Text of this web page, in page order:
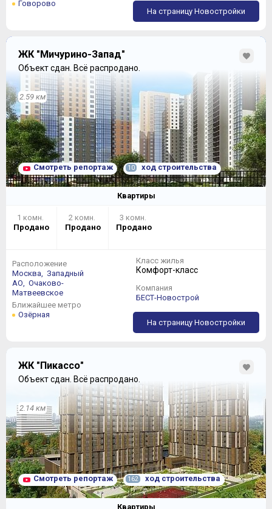
Студии стали студиями в привычном понимании этого
слова:
Однокомнатные квартиры выглядят гораздо
Говорово
На страницу Новостройки
ЖК "Мичурино-Запад"
Объект сдан. Всё распродано.
2.59 км
Смотреть репортаж 10 ход строительства
Квартиры
1 комн.
Продано
2 комн.
Продано
3 комн.
Продано
Расположение
Москва,
Западный
АО,
Очаково-
Матвеевское
Ближайшее метро
Озёрная
Класс жилья
Комфорт-класс
Компания
БЕСТ-Новострой
На страницу Новостройки
ЖК "Пикассо"
Объект сдан. Всё распродано.
2.14 км
Смотреть репортаж 162 ход строительства
Квартиры